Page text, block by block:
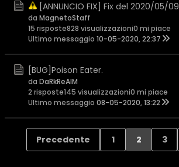
[ANNUNCIO FIX] Fix del 2020/05/09
da MagnetoStaff
15 risposte828 visualizzazioni0 mi piace
Ultimo messaggio 10-05-2020, 22:37
[BUG]Poison Eater.
da DaRkReAlM
2 risposte145 visualizzazioni0 mi piace
Ultimo messaggio 08-05-2020, 13:22
Precedente 1 2 3